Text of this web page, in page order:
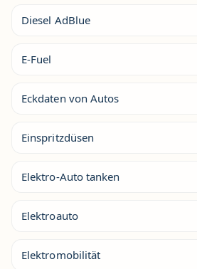
Diesel AdBlue
E-Fuel
Eckdaten von Autos
Einspritzdüsen
Elektro-Auto tanken
Elektroauto
Elektromobilität